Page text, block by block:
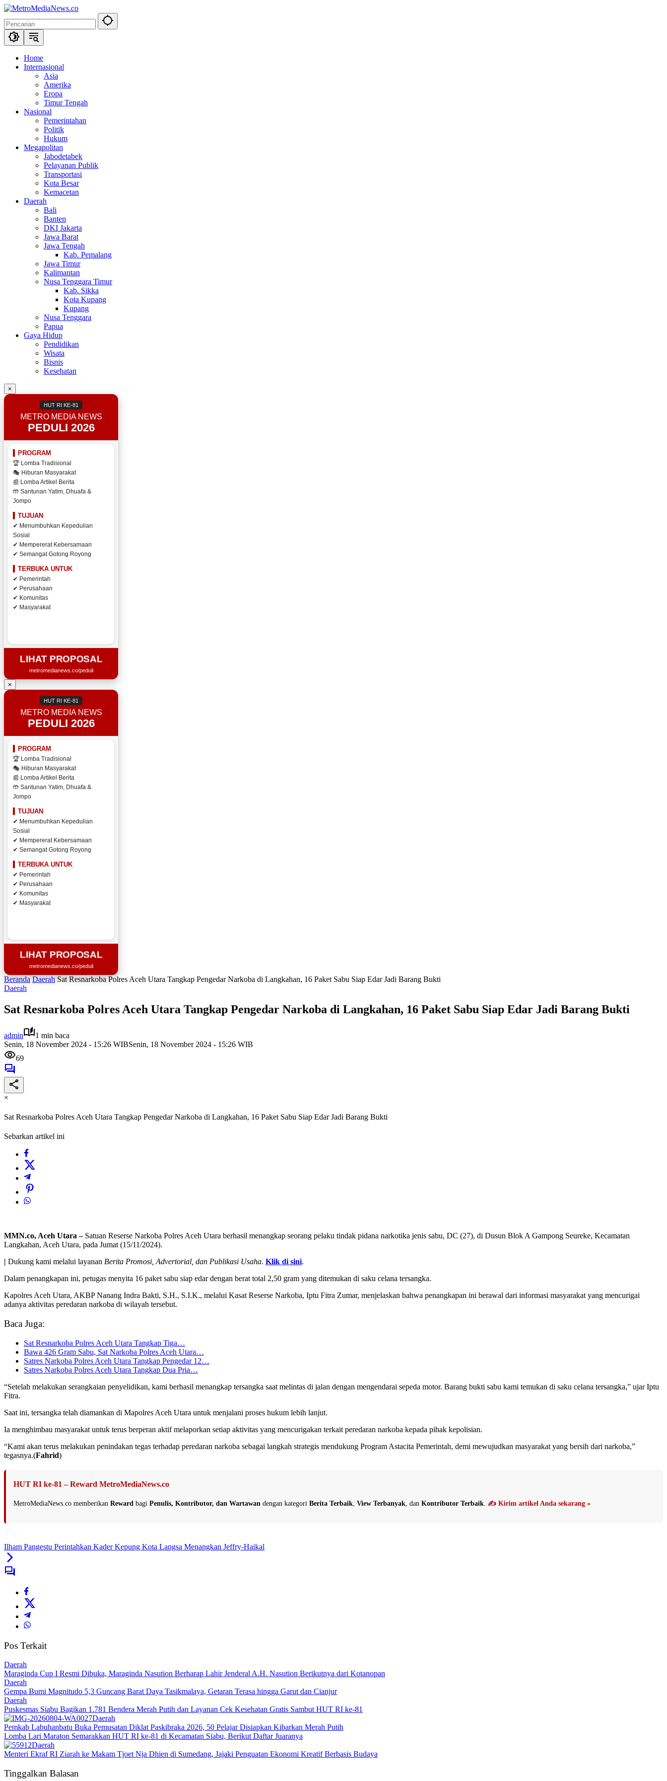
Langsung
konten
Home
Internasional
Asia
Amerika
Eropa
Timur Tengah
Nasional
Pemerintahan
Politik
Hukum
Megapolitan
Jabodetabek
Pelayanan Publik
Transportasi
Kota Besar
Kemacetan
Daerah
Bali
Banten
DKI Jakarta
Jawa Barat
Jawa Tengah
Kab. Pemalang
Jawa Timur
Kalimantan
Nusa Tenggara Timur
Kab. Sikka
Kota Kupang
Kupang
Nusa Tenggara
Papua
Gaya Hidup
Pendidikan
Wisata
Bisnis
Kesehatan
×
HUT RI KE-81
METRO MEDIA NEWS
PEDULI 2026
PROGRAM
🏆 Lomba Tradisional
🎭 Hiburan Masyarakat
📰 Lomba Artikel Berita
🤲 Santunan Yatim, Dhuafa &
Jompo
TUJUAN
✔ Menumbuhkan Kepedulian
Sosial
✔ Mempererat Kebersamaan
✔ Semangat Gotong Royong
TERBUKA UNTUK
✔ Pemerintah
✔ Perusahaan
✔ Komunitas
✔ Masyarakat
LIHAT PROPOSAL
metromedianews.co/peduli
×
HUT RI KE-81
METRO MEDIA NEWS
PEDULI 2026
PROGRAM
🏆 Lomba Tradisional
🎭 Hiburan Masyarakat
📰 Lomba Artikel Berita
🤲 Santunan Yatim, Dhuafa &
Jompo
TUJUAN
✔ Menumbuhkan Kepedulian
Sosial
✔ Mempererat Kebersamaan
✔ Semangat Gotong Royong
TERBUKA UNTUK
✔ Pemerintah
✔ Perusahaan
✔ Komunitas
✔ Masyarakat
LIHAT PROPOSAL
metromedianews.co/peduli
Beranda Daerah Sat Resnarkoba Polres Aceh Utara Tangkap Pengedar Narkoba di Langkahan, 16 Paket Sabu Siap Edar Jadi Barang Bukti
Daerah
Sat Resnarkoba Polres Aceh Utara Tangkap Pengedar Narkoba di Langkahan, 16 Paket Sabu Siap Edar Jadi Barang Bukti
admin
1 min baca
Senin, 18 November 2024 - 15:26 WIBSenin, 18 November 2024 - 15:26 WIB
69
×
Sat Resnarkoba Polres Aceh Utara Tangkap Pengedar Narkoba di Langkahan, 16 Paket Sabu Siap Edar Jadi Barang Bukti
Sebarkan artikel ini
MMN.co, Aceh Utara –Satuan Reserse Narkoba Polres Aceh Utara berhasil menangkap seorang pelaku tindak pidana narkotika jenis sabu, DC (27), di Dusun Blok A Gampong Seureke, Kecamatan
Langkahan, Aceh Utara, pada Jumat (15/11/2024).
| Dukung kami melalui layanan Berita Promosi, Advertorial, dan Publikasi Usaha. Klik di sini.
Dalam penangkapan ini, petugas menyita 16 paket sabu siap edar dengan berat total 2,50 gram yang ditemukan di saku celana tersangka.
Kapolres Aceh Utara, AKBP Nanang Indra Bakti, S.H., S.I.K., melalui Kasat Reserse Narkoba, Iptu Fitra Zumar, menjelaskan bahwa penangkapan ini berawal dari informasi masyarakat yang mencurigai
adanya aktivitas peredaran narkoba di wilayah tersebut.
Baca Juga:
Sat Resnarkoba Polres Aceh Utara Tangkap Tiga…
Bawa 426 Gram Sabu, Sat Narkoba Polres Aceh Utara…
Satres Narkoba Polres Aceh Utara Tangkap Pengedar 12…
Satres Narkoba Polres Aceh Utara Tangkap Dua Pria…
“Setelah melakukan serangkaian penyelidikan, kami berhasil menangkap tersangka saat melintas di jalan dengan mengendarai sepeda motor. Barang bukti sabu kami temukan di saku celana tersangka,” ujar Iptu
Fitra.
Saat ini, tersangka telah diamankan di Mapolres Aceh Utara untuk menjalani proses hukum lebih lanjut.
Ia menghimbau masyarakat untuk terus berperan aktif melaporkan setiap aktivitas yang mencurigakan terkait peredaran narkoba kepada pihak kepolisian.
“Kami akan terus melakukan penindakan tegas terhadap peredaran narkoba sebagai langkah strategis mendukung Program Astacita Pemerintah, demi mewujudkan masyarakat yang bersih dari narkoba,”
tegasnya.(Fahrid)
HUT RI ke-81 – Reward MetroMediaNews.co
MetroMediaNews.co memberikan Reward bagi Penulis, Kontributor, dan Wartawan dengan kategori Berita Terbaik View Terbanyak , dan Kontributor Terbaik ✍️ Kirim artikel Anda sekarang »
Ilham Pangestu Perintahkan Kader Kepung Kota Langsa Menangkan Jeffry-Haikal
Pos Terkait
Daerah
Maraginda Cup I Resmi Dibuka, Maraginda Nasution Berharap Lahir Jenderal A.H. Nasution Berikutnya dari Kotanopan
Daerah
Gempa Bumi Magnitudo 5,3 Guncang Barat Daya Tasikmalaya, Getaran Terasa hingga Garut dan Cianjur
Daerah
Puskesmas Siabu Bagikan 1.781 Bendera Merah Putih dan Layanan Cek Kesehatan Gratis Sambut HUT RI ke-81
Daerah
Pemkab Labuhanbatu Buka Pemusatan Diklat Paskibraka 2026, 50 Pelajar Disiapkan Kibarkan Merah Putih
Lomba Lari Maraton Semarakkan HUT RI ke-81 di Kecamatan Siabu, Berikut Daftar Juaranya
Daerah
Menteri Ekraf RI Ziarah ke Makam Tjoet Nja Dhien di Sumedang, Jajaki Penguatan Ekonomi Kreatif Berbasis Budaya
Tinggalkan Balasan